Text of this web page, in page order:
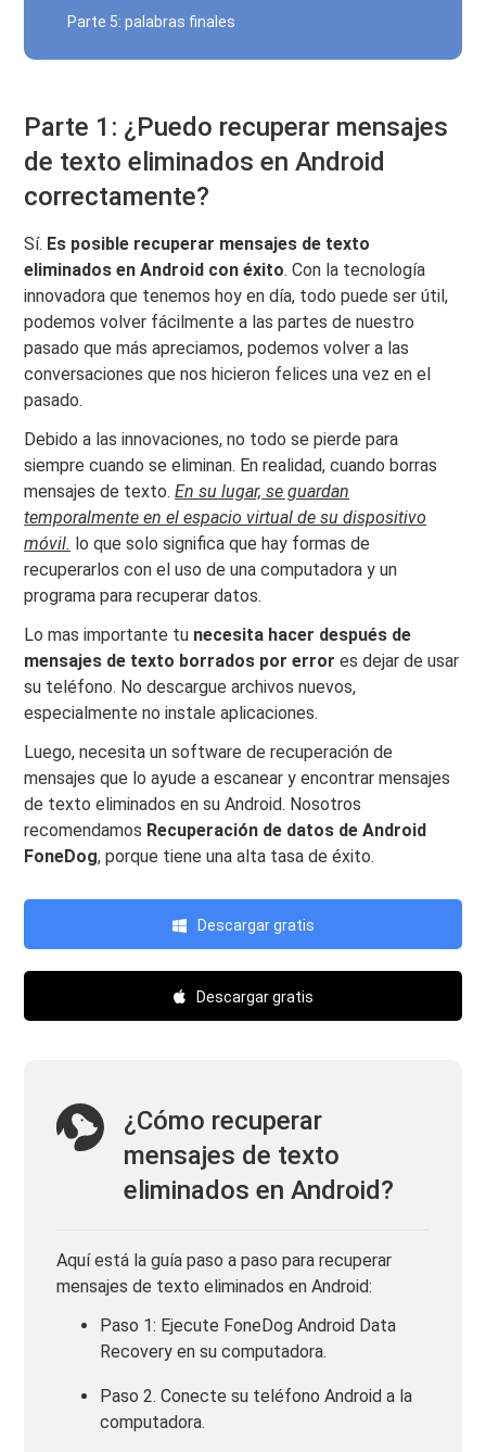
Parte 5: palabras finales
Parte 1: ¿Puedo recuperar mensajes
de texto eliminados en Android
correctamente?
Sí. Es posible recuperar mensajes de texto
eliminados en Android con éxito. Con la tecnología
innovadora que tenemos hoy en día, todo puede ser útil,
podemos volver fácilmente a las partes de nuestro
pasado que más apreciamos, podemos volver a las
conversaciones que nos hicieron felices una vez en el
pasado.
Debido a las innovaciones, no todo se pierde para
siempre cuando se eliminan. En realidad, cuando borras
mensajes de texto.En su lugar, se guardan
temporalmente en el espacio virtual de su dispositivo
móvil. lo que solo significa que hay formas de
recuperarlos con el uso de una computadora y un
programa para recuperar datos.
Lo mas importante tu necesita hacer después de
mensajes de texto borrados por error es dejar de usar
su teléfono. No descargue archivos nuevos,
especialmente no instale aplicaciones.
Luego, necesita un software de recuperación de
mensajes que lo ayude a escanear y encontrar mensajes
de texto eliminados en su Android. Nosotros
recomendamos Recuperación de datos de Android
FoneDog, porque tiene una alta tasa de éxito.
Descargar gratis
Descargar gratis
¿Cómo recuperar
mensajes de texto
eliminados en Android?
Aquí está la guía paso a paso para recuperar
mensajes de texto eliminados en Android:
Paso 1: Ejecute FoneDog Android Data
Recovery en su computadora.
Paso 2. Conecte su teléfono Android a la
computadora.